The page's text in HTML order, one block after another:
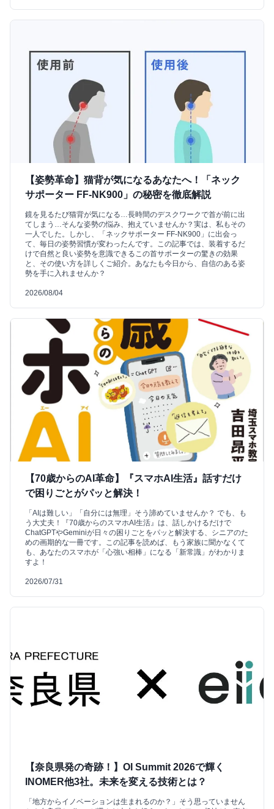
【姿勢革命】猫背が気になるあなたへ！「ネック
サポーター FF-NK900」の秘密を徹底解説
鏡を見るたび猫背が気になる…長時間のデスクワークで首が前に出
てしまう…そんな姿勢の悩み、抱えていませんか？実は、私もその
一人でした。しかし、「ネックサポーター FF-NK900」に出会っ
て、毎日の姿勢習慣が変わったんです。この記事では、装着するだ
けで自然と良い姿勢を意識できるこの首サポーターの驚きの効果
と、その使い方を詳しくご紹介。あなたも今日から、自信のある姿
勢を手に入れませんか？
2026/08/04
【70歳からのAI革命】『スマホAI生活』話すだけ
で困りごとがパッと解決！
「AIは難しい」「自分には無理」そう諦めていませんか？ でも、も
う大丈夫！『70歳からのスマホAI生活』は、話しかけるだけで
ChatGPTやGeminiが日々の困りごとをパッと解決する、シニアのた
めの画期的な一冊です。この記事を読めば、もう家族に聞かなくて
も、あなたのスマホが「心強い相棒」になる「新常識」がわかりま
すよ！
2026/07/31
【奈良県発の奇跡！】OI Summit 2026で輝く
INOMER他3社。未来を変える技術とは？
「地方からイノベーションは生まれるのか？」そう思っていません